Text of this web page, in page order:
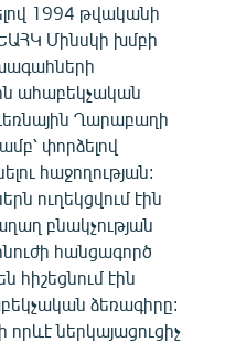
1994 թվականի
Մինսկի խմբի
ահաբեկչական
Ղարաբաղի
փորձելով
հաջողության:
ուղեկցվում էին
բնակչության
հանցագործ
հիշեցնում էին
ձեռագիրը:
ներկայացուցիչ